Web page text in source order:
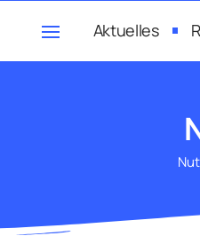
Aktuelles